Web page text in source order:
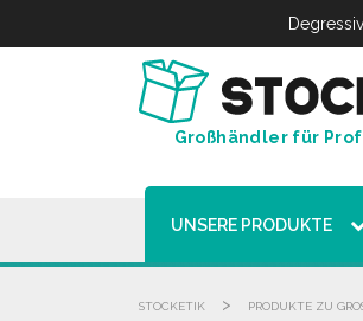
Großhändler für
UNSERE PRODUKTE
STOCKETIK > PRODUKTE ZU